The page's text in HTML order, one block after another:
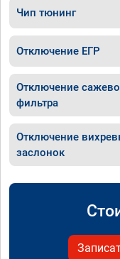
Чип тюнинг
Отключение ЕГР
Отключение
фильтра
Отключение
заслонок